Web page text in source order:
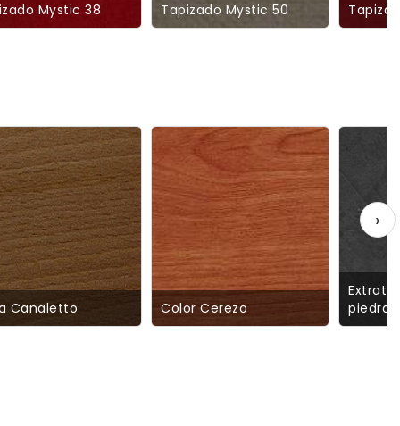
Mystic 38 Tapizado Mystic 50
Canaletto Color Cerezo
piedra
›